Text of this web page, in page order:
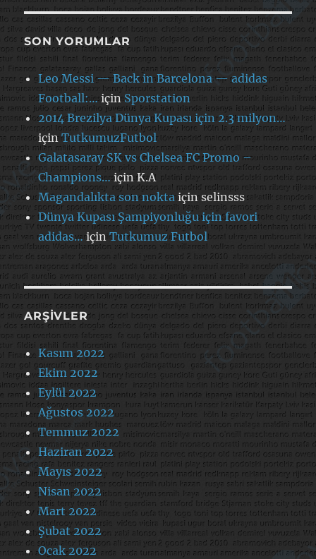
SON YORUMLAR
Leo Messi — Back in Barcelona — adidas
Football:…içinSporstation
2014 Brezilya Dünya Kupası için 2.3 milyon…
içinTutkumuzFutbol
Galatasaray SK vs Chelsea FC Promo –
Champions…içinK.A
Magandalıkta son noktaiçinselinsss
Dünya Kupası Şampiyonluğu için favori
adidas… içinTutkumuz Futbol
ARŞIVLER
Kasım 2022
Ekim 2022
Eylül 2022
Ağustos 2022
Temmuz 2022
Haziran 2022
Mayıs 2022
Nisan 2022
Mart 2022
Şubat 2022
Ocak 2022